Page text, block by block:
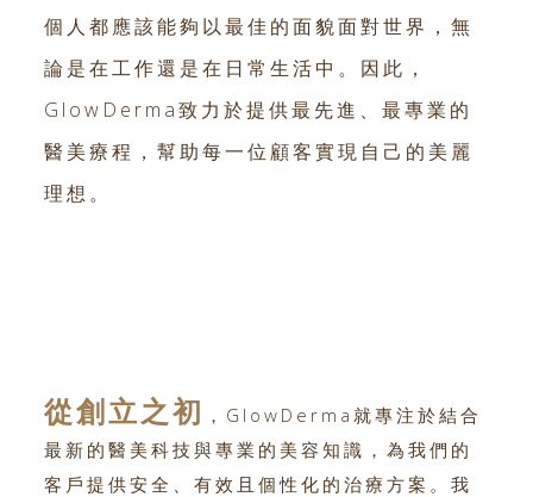
個人都應該能夠以最佳的面貌面對世界，無
論是在工作還是在日常生活中。因此，
GlowDerma致力於提供最先進、最專業的
醫美療程，幫助每一位顧客實現自己的美麗
理想。
從創立之初 ，GlowDerma就專注於結合
最新的醫美科技與專業的美容知識，為我們的
客戶提供安全、有效且個性化的治療方案。我